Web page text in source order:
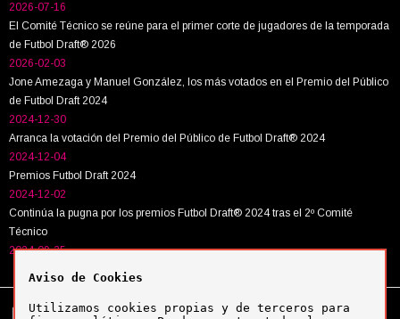
2026-07-16
El Comité Técnico se reúne para el primer corte de jugadores de la temporada
de Futbol Draft® 2026
2026-02-03
Jone Amezaga y Manuel González, los más votados en el Premio del Público
de Futbol Draft 2024
2024-12-30
Arranca la votación del Premio del Público de Futbol Draft® 2024
2024-12-04
Premios Futbol Draft 2024
2024-12-02
Continúa la pugna por los premios Futbol Draft® 2024 tras el 2º Comité
Técnico
2024-09-25
Tel: +34 943 63 40 63 Política de cookies
Aviso de Cookies
Utilizamos cookies propias y de terceros para